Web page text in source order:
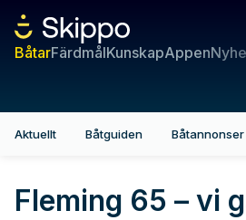
BåtarFärdmålKunskapAppen
Aktuellt Båtguiden Båtannonser
Fleming 65 – vi